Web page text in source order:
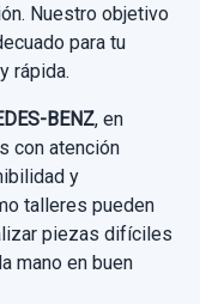
(W213) E
usado.
(W213) E
(W213) E
Nuestro objetivo
para tu
rápida.
BENZ, en
con atención
y
talleres pueden
piezas difíciles
mano en buen